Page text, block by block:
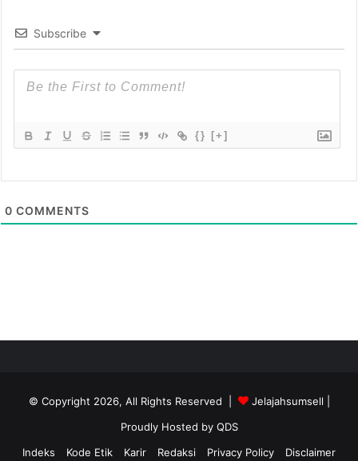
Subscribe
{} [+]
0 COMMENTS
© Copyright 2026, All Rights Reserved | Jelajahsumsell
Proudly Hosted by QDS
Indeks
Kode Etik Karir Redaksi Privacy Policy Disclaimer